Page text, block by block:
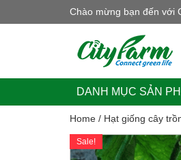
Chào mừng bạn đến với
DANH MỤC SẢN
Home / Hạt giống cây
Sale!